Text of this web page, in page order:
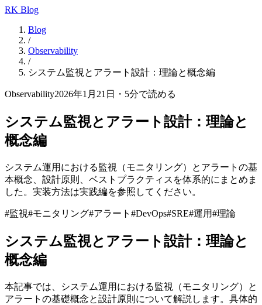
RK Blog
Blog
/
Observability
/
システム監視とアラート設計：理論と概念編
Observability2026年1月21日 ・ 5分で読める
システム監視とアラート設計：理論と
概念編
システム運用における監視（モニタリング）とアラートの基
本概念、設計原則、ベストプラクティスを体系的にまとめま
した。実装方法は実践編を参照してください。
#監視#モニタリング#アラート #DevOps#SRE#運用#理論
システム監視とアラート設計：理論と
概念編
本記事では、システム運用における監視（モニタリング）と
アラートの基礎概念と設計原則について解説します。具体的